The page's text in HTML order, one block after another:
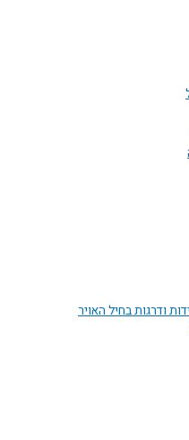
ודרגות בחיל האויר